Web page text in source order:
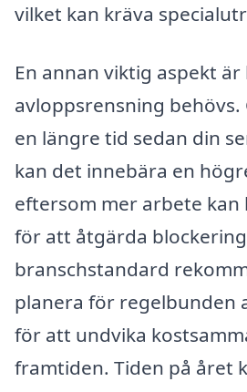
vilket kan kräva
En annan viktig aspekt
avloppsrensning
en längre tid sedan din
kan det innebära en
eftersom mer arbete
för att åtgärda
branschstandard
planera för regelbunden
för att undvika
framtiden. Tiden på året